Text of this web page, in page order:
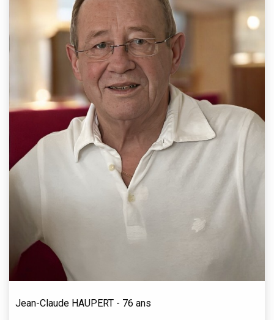
Jean-Claude HAUPERT - 76 ans